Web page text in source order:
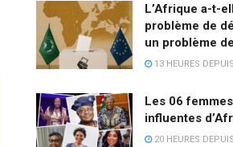
L’Afrique a-t-
problème de
un problème
13 HEURES DEPUIS
Les 06
influentes
20 HEURES DEPUIS